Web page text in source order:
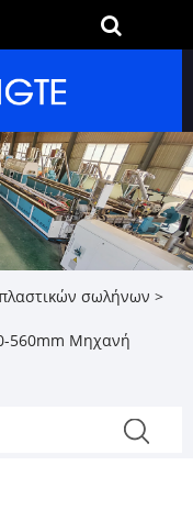
σωλήνων >
560mm Μηχανή